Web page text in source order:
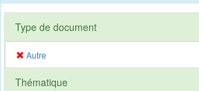
Type de document
Autre
Thématique